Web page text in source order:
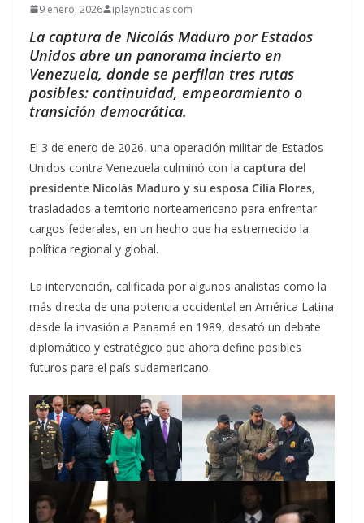
9 enero, 2026 iplaynoticias.com
La captura de Nicolás Maduro por Estados
Unidos abre un panorama incierto en
Venezuela, donde se perfilan tres rutas
posibles: continuidad, empeoramiento o
transición democrática.
El 3 de enero de 2026, una operación militar de Estados
Unidos contra Venezuela culminó con la captura del
presidente Nicolás Maduro y su esposa Cilia Flores,
trasladados a territorio norteamericano para enfrentar
cargos federales, en un hecho que ha estremecido la
política regional y global.
La intervención, calificada por algunos analistas como la
más directa de una potencia occidental en América Latina
desde la invasión a Panamá en 1989, desató un debate
diplomático y estratégico que ahora define posibles
futuros para el país sudamericano.